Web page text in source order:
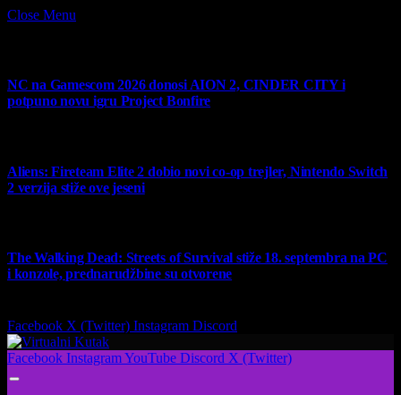
Close Menu
NC na Gamescom 2026 donosi AION 2, CINDER CITY i
potpuno novu igru Project Bonfire
Aliens: Fireteam Elite 2 dobio novi co-op trejler, Nintendo Switch
2 verzija stiže ove jeseni
The Walking Dead: Streets of Survival stiže 18. septembra na PC
i konzole, prednarudžbine su otvorene
Facebook X (Twitter) Instagram Discord
Facebook InstagramYouTube Discord X (Twitter)